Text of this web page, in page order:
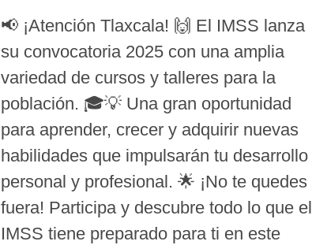
📢 ¡Atención Tlaxcala! 🙌 El IMSS lanza
su convocatoria 2025 con una amplia
variedad de cursos y talleres para la
población. 🎓💡 Una gran oportunidad
para aprender, crecer y adquirir nuevas
habilidades que impulsarán tu desarrollo
personal y profesional. 🌟 ¡No te quedes
fuera! Participa y descubre todo lo que el
IMSS tiene preparado para ti en este